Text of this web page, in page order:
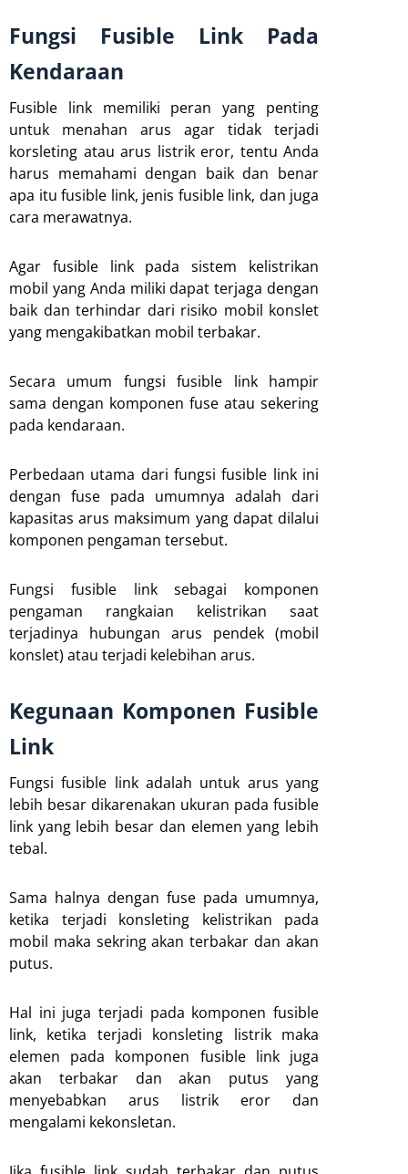
Fungsi Fusible Link Pada
Kendaraan
Fusible link memiliki peran yang penting
untuk menahan arus agar tidak terjadi
korsleting atau arus listrik eror, tentu Anda
harus memahami dengan baik dan benar
apa itu fusible link, jenis fusible link, dan juga
cara merawatnya.
Agar fusible link pada sistem kelistrikan
mobil yang Anda miliki dapat terjaga dengan
baik dan terhindar dari risiko mobil konslet
yang mengakibatkan mobil terbakar.
Secara umum fungsi fusible link hampir
sama dengan komponen fuse atau sekering
pada kendaraan.
Perbedaan utama dari fungsi fusible link ini
dengan fuse pada umumnya adalah dari
kapasitas arus maksimum yang dapat dilalui
komponen pengaman tersebut.
Fungsi fusible link sebagai komponen
pengaman rangkaian kelistrikan saat
terjadinya hubungan arus pendek (mobil
konslet) atau terjadi kelebihan arus.
Kegunaan Komponen Fusible
Link
Fungsi fusible link adalah untuk arus yang
lebih besar dikarenakan ukuran pada fusible
link yang lebih besar dan elemen yang lebih
tebal.
Sama halnya dengan fuse pada umumnya,
ketika terjadi konsleting kelistrikan pada
mobil maka sekring akan terbakar dan akan
putus.
Hal ini juga terjadi pada komponen fusible
link, ketika terjadi konsleting listrik maka
elemen pada komponen fusible link juga
akan terbakar dan akan putus yang
menyebabkan arus listrik eror dan
mengalami kekonsletan.